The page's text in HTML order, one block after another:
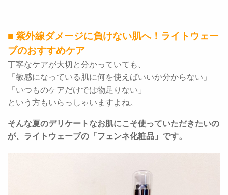
■ 紫外線ダメージに負けない肌へ！ライトウェー
ブのおすすめケア
丁寧なケアが大切と分かっていても、
「敏感になっている肌に何を使えばいいか分からない」
「いつものケアだけでは物足りない」
という方もいらっしゃいますよね。
そんな夏のデリケートなお肌にこそ使っていただきたいの
が、ライトウェーブの「フェンネ化粧品」です。